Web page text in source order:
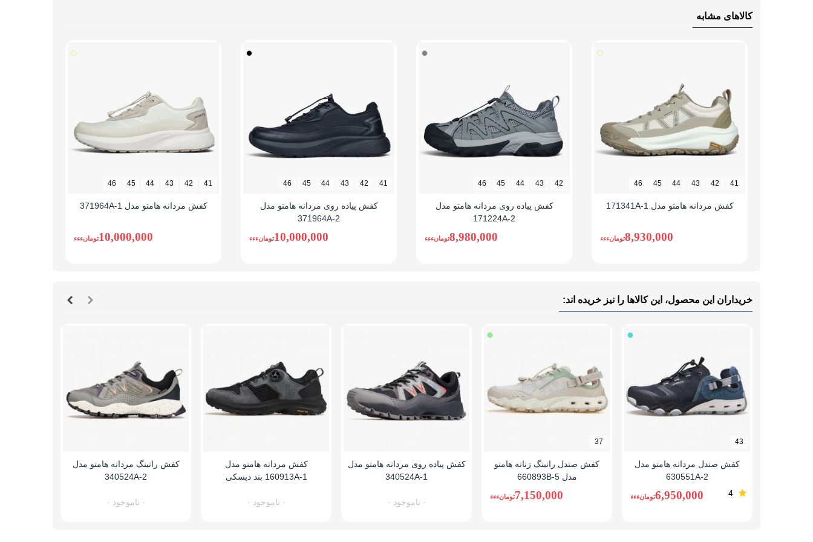
راهنمای قالب محصول
در این مدل کسانی که دو سایز می پوشند سایز بزرگتر را سفارش بدهند. یعنی از سایز شهری خود یک سایز بزرگ تر، برای مثال اگه همیشه
سایز 42 می پوشید این مدل را 43 انتخاب کنید
کالاهای مشابه
41
42
43
44
45
46
کفش مردانه هامتو مدل 171341A-1
8,930,000تومانءءء
42
43
44
45
46
کفش پیاده روی مردانه هامتو مدل
171224A-2
8,980,000تومانءءء
41
42
43
44
45
46
کفش پیاده روی مردانه هامتو مدل
371964A-2
10,000,000تومانءءء
41
42
43
44
45
46
کفش مردانه هامتو مدل 371964A-1
10,000,000تومانءءء
خریداران این محصول، این کالاها را نیز خریده اند:
43
کفش صندل مردانه هامتو مدل
630551A-2
4
6,950,000تومانءءء
37
کفش صندل رانینگ زنانه هامتو
مدل 660893B-5
7,150,000تومانءءء
کفش پیاده روی مردانه هامتو مدل
340524A-1
- ناموجود -
کفش مردانه هامتو مدل
160913A-1 بند دیسکی
- ناموجود -
کفش رانینگ مردانه هامتو مدل
340524A-2
- ناموجود -